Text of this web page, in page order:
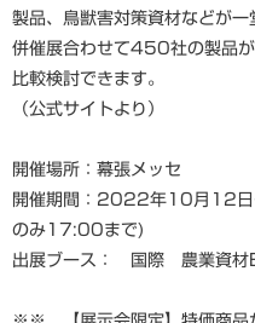
製品、鳥獣害対策資材などが一
併催展合わせて450社の製品
比較検討できます。
（公式サイトより）
開催場所：幕張メッセ
開催期間：2022年10月
のみ17:00まで)
出展ブース： 国際 農業資